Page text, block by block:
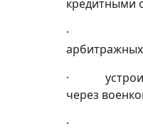
кредитными
·
·
через
·